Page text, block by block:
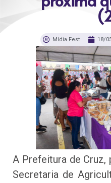
Mídia Fest 18/
A Prefeitura de Cruz,
Secretaria de